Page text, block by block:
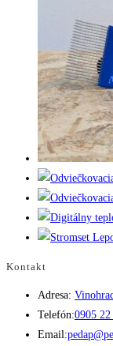
Kontakt
Adresa:
Telefón:0905 22
Email: